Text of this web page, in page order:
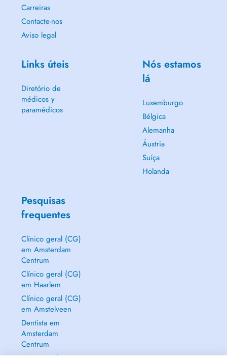
Carreiras
Contacte-nos
Aviso legal
Links úteis
Diretório de
médicos y
paramédicos
Nós estamos
lá
Luxemburgo
Bélgica
Alemanha
Áustria
Suíça
Holanda
Pesquisas
frequentes
Clínico geral (CG)
em Amsterdam
Centrum
Clínico geral (CG)
em Haarlem
Clínico geral (CG)
em Amstelveen
Dentista em
Amsterdam
Centrum
Mostrar tudo →